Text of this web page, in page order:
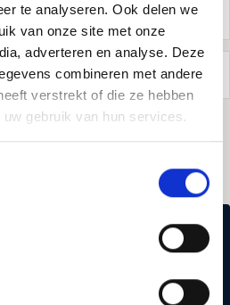
te analyseren. Ook delen we
van onze site met onze
adverteren en analyse. Deze
combineren met andere
verstrekt of die ze hebben
gebruik van hun services.
het?
ik doen?
artikelen